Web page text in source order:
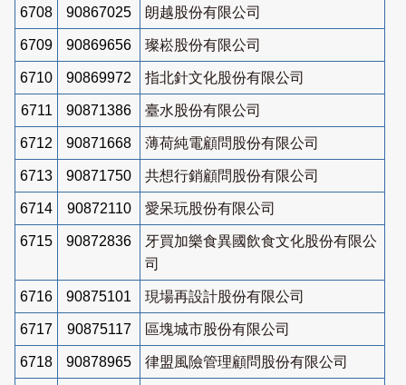
6708 90867025 朗越股份有限公司
6709 90869656 璨崧股份有限公司
6710 90869972 指北針文化股份有限公司
6711 90871386 臺水股份有限公司
6712 90871668 薄荷純電顧問股份有限公司
6713 90871750 共想行銷顧問股份有限公司
6714 90872110 愛呆玩股份有限公司
6715 90872836
牙買加樂食異國飲食文化股份有限公
司
6716 90875101 現場再設計股份有限公司
6717 90875117 區塊城市股份有限公司
6718 90878965 律盟風險管理顧問股份有限公司